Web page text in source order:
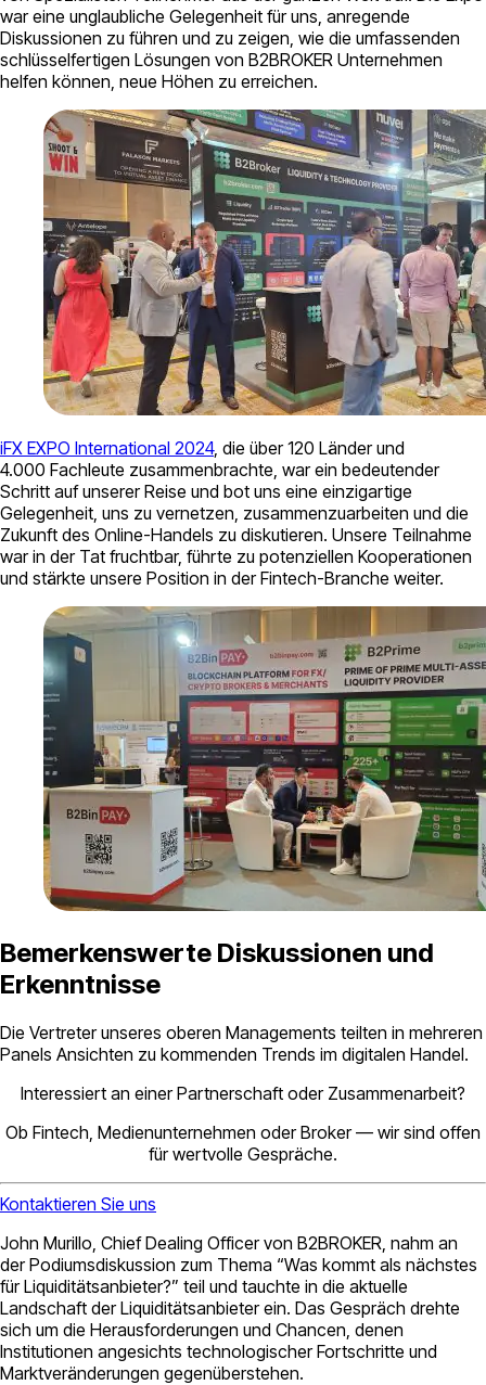
war eine unglaubliche Gelegenheit für uns, anregende
Diskussionen zu führen und zu zeigen, wie die umfassenden
schlüsselfertigen Lösungen von B2BROKER Unternehmen
helfen können, neue Höhen zu erreichen.
iFX EXPO International 2024, die über 120 Länder und
4.000 Fachleute zusammenbrachte, war ein bedeutender
Schritt auf unserer Reise und bot uns eine einzigartige
Gelegenheit, uns zu vernetzen, zusammenzuarbeiten und die
Zukunft des Online-Handels zu diskutieren. Unsere Teilnahme
war in der Tat fruchtbar, führte zu potenziellen Kooperationen
und stärkte unsere Position in der Fintech-Branche weiter.
Bemerkenswerte Diskussionen und
Erkenntnisse
Die Vertreter unseres oberen Managements teilten in mehreren
Panels Ansichten zu kommenden Trends im digitalen Handel.
Interessiert an einer Partnerschaft oder Zusammenarbeit?
Ob Fintech, Medienunternehmen oder Broker — wir sind offen
für wertvolle Gespräche.
Kontaktieren Sie uns
John Murillo, Chief Dealing Officer von B2BROKER, nahm an
der Podiumsdiskussion zum Thema “Was kommt als nächstes
für Liquiditätsanbieter?” teil und tauchte in die aktuelle
Landschaft der Liquiditätsanbieter ein. Das Gespräch drehte
sich um die Herausforderungen und Chancen, denen
Institutionen angesichts technologischer Fortschritte und
Marktveränderungen gegenüberstehen.